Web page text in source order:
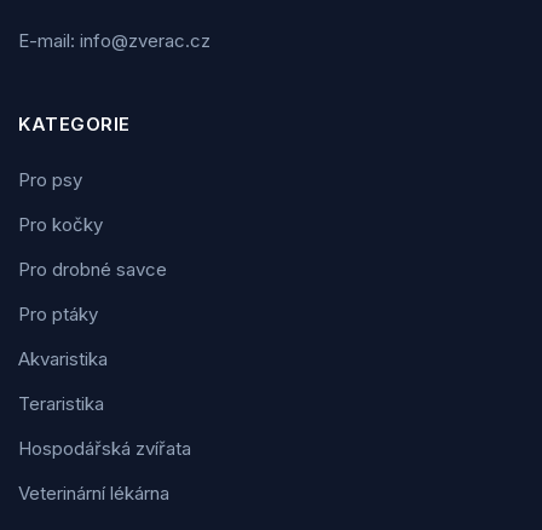
E-mail: info@zverac.cz
KATEGORIE
Pro psy
Pro kočky
Pro drobné savce
Pro ptáky
Akvaristika
Teraristika
Hospodářská zvířata
Veterinární lékárna